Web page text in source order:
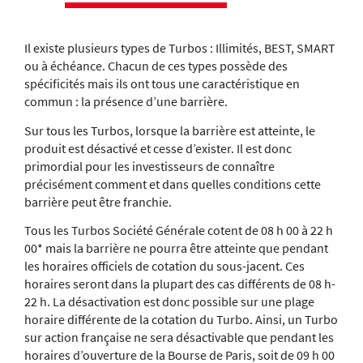
Il existe plusieurs types de Turbos : Illimités, BEST, SMART
ou à échéance. Chacun de ces types possède des
spécificités mais ils ont tous une caractéristique en
commun : la présence d’une barrière.
Sur tous les Turbos, lorsque la barrière est atteinte, le
produit est désactivé et cesse d’exister. Il est donc
primordial pour les investisseurs de connaître
précisément comment et dans quelles conditions cette
barrière peut être franchie.
Tous les Turbos Société Générale cotent de 08 h 00 à 22 h
00* mais la barrière ne pourra être atteinte que pendant
les horaires officiels de cotation du sous-jacent. Ces
horaires seront dans la plupart des cas différents de 08 h-
22 h. La désactivation est donc possible sur une plage
horaire différente de la cotation du Turbo. Ainsi, un Turbo
sur action française ne sera désactivable que pendant les
horaires d’ouverture de la Bourse de Paris, soit de 09 h 00